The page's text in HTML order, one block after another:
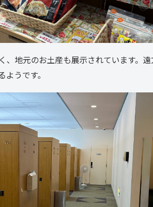
、地元のお土産も展示されています。
うです。